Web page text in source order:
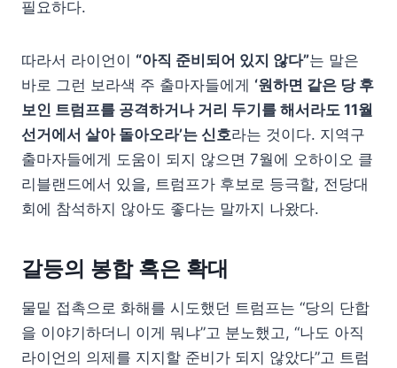
필요하다.
따라서 라이언이 “아직 준비되어 있지 않다”는 말은
바로 그런 보라색 주 출마자들에게 ‘원하면 같은 당 후
보인 트럼프를 공격하거나 거리 두기를 해서라도 11월
선거에서 살아 돌아오라’는 신호라는 것이다. 지역구
출마자들에게 도움이 되지 않으면 7월에 오하이오 클
리블랜드에서 있을, 트럼프가 후보로 등극할, 전당대
회에 참석하지 않아도 좋다는 말까지 나왔다.
갈등의 봉합 혹은 확대
물밑 접촉으로 화해를 시도했던 트럼프는 “당의 단합
을 이야기하더니 이게 뭐냐”고 분노했고, “나도 아직
라이언의 의제를 지지할 준비가 되지 않았다”고 트럼